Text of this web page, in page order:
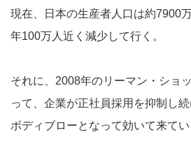
現在、日本の生産者人口は約7900
年100万人近く減少して行く。
それに、2008年のリーマン・ショ
って、企業が正社員採用を抑制し
ボディブローとなって効いて来てい